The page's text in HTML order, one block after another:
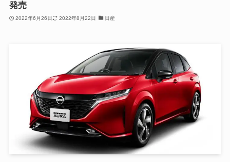
発売
2022年6月26日 2022年8月22日 日産